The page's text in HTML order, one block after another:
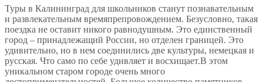
Туры в Калининград для школьников станут познавательным
и развлекательным времяпрепровождением. Безусловно, такая
поездка не оставит никого равнодушным. Это единственный
город – принадлежащий России, но отделен границей. Это
удивительно, но в нем соединились две культуры, немецкая и
русская. Что само по себе удивляет и восхищает.В этом
уникальном старом городе очень много